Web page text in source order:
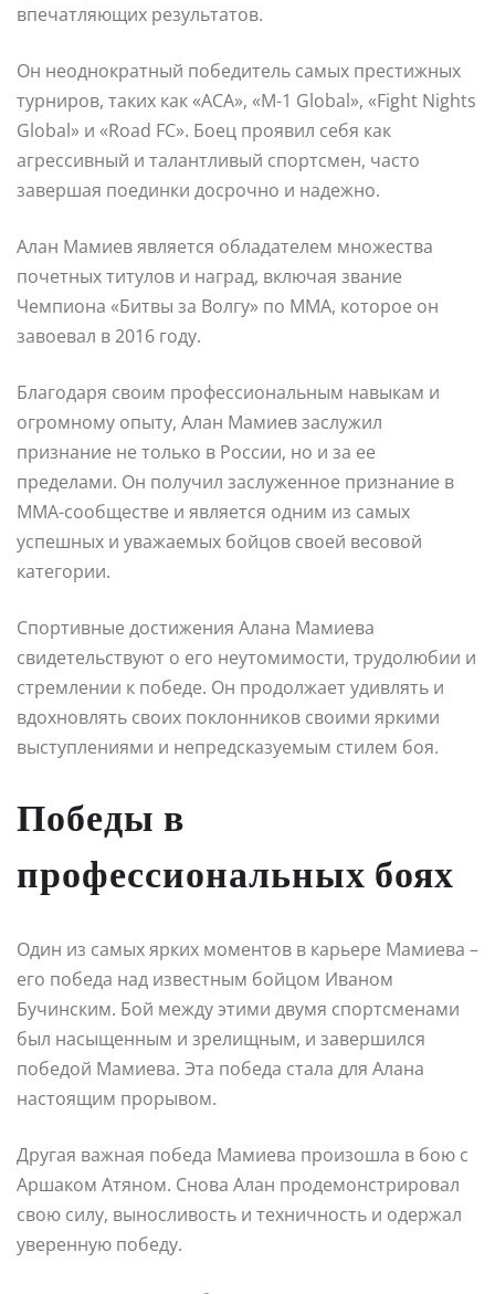
впечатляющих результатов.
Он неоднократный победитель самых престижных
турниров, таких как «ACA», «M-1 Global», «Fight Nights
Global» и «Road FC». Боец проявил себя как
агрессивный и талантливый спортсмен, часто
завершая поединки досрочно и надежно.
Алан Мамиев является обладателем множества
почетных титулов и наград, включая звание
Чемпиона «Битвы за Волгу» по ММА, которое он
завоевал в 2016 году.
Благодаря своим профессиональным навыкам и
огромному опыту, Алан Мамиев заслужил
признание не только в России, но и за ее
пределами. Он получил заслуженное признание в
ММА-сообществе и является одним из самых
успешных и уважаемых бойцов своей весовой
категории.
Спортивные достижения Алана Мамиева
свидетельствуют о его неутомимости, трудолюбии и
стремлении к победе. Он продолжает удивлять и
вдохновлять своих поклонников своими яркими
выступлениями и непредсказуемым стилем боя.
Победы в
профессиональных боях
Один из самых ярких моментов в карьере Мамиева –
его победа над известным бойцом Иваном
Бучинским. Бой между этими двумя спортсменами
был насыщенным и зрелищным, и завершился
победой Мамиева. Эта победа стала для Алана
настоящим прорывом.
Другая важная победа Мамиева произошла в бою с
Аршаком Атяном. Снова Алан продемонстрировал
свою силу, выносливость и техничность и одержал
уверенную победу.